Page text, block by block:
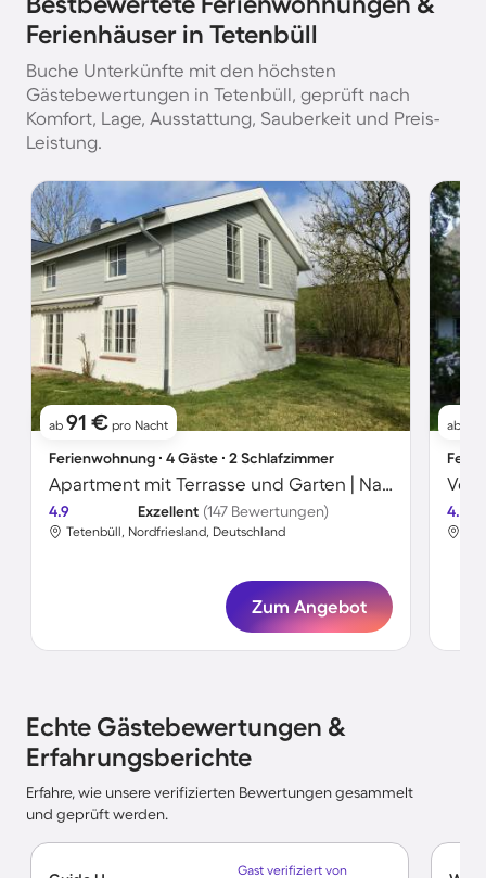
Ferienhäuser in Tetenbüll
Buche Unterkünfte mit den höchsten
Gästebewertungen in Tetenbüll, geprüft nach
Komfort, Lage, Ausstattung, Sauberkeit und Preis-
Leistung.
ab 91 € pro Nacht
Ferienwohnung ∙ 4 Gäste ∙ 2 Schlafzimmer
Apartment mit Terrasse und Garten | Naturblick
4.9 Exzellent (147 Bewertungen)
Tetenbüll, Nordfriesland, Deutschland
Zum Angebot
ab
Voll
4.5
Echte Gästebewertungen &
Erfahrungsberichte
Erfahre, wie unsere verifizierten Bewertungen gesammelt
und geprüft werden.
Gast verifiziert von